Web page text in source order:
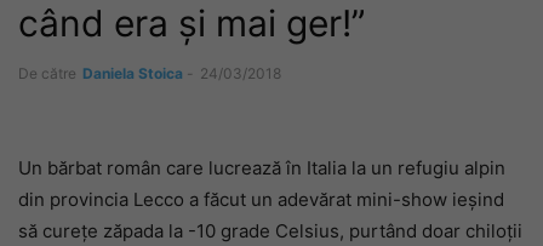
când era și mai ger!”
De către Daniela Stoica - 24/03/2018
Un bărbat român care lucrează în Italia la un refugiu alpin
din provincia Lecco a făcut un adevărat mini-show ieșind
să curețe zăpada la -10 grade Celsius, purtând doar chiloții